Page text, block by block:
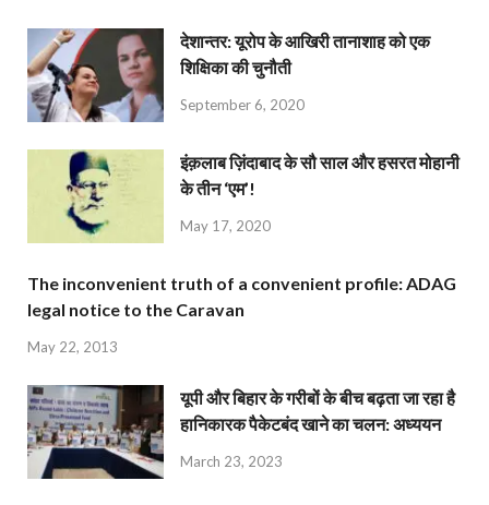
देशान्‍तर: यूरोप के आखिरी तानाशाह को एक
शिक्षिका की चुनौती
September 6, 2020
इंक़लाब ज़िंदाबाद के सौ साल और हसरत मोहानी
के तीन ‘एम’!
May 17, 2020
The inconvenient truth of a convenient profile: ADAG
legal notice to the Caravan
May 22, 2013
यूपी और बिहार के गरीबों के बीच बढ़ता जा रहा है
हानिकारक पैकेटबंद खाने का चलन: अध्ययन
March 23, 2023